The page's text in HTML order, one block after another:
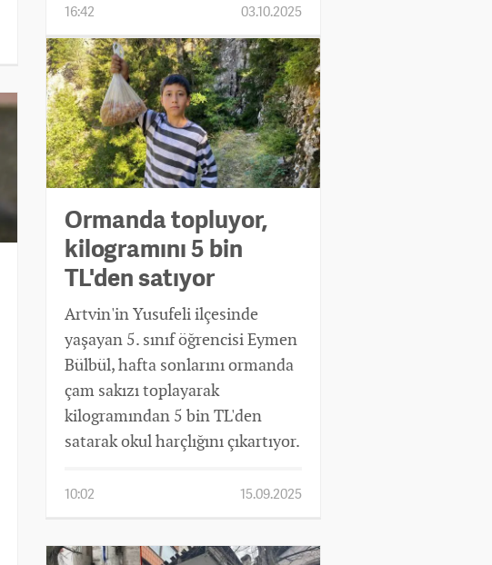
16:42 03.10.2025
Ormanda topluyor,
kilogramını 5 bin
TL'den satıyor
Artvin'in Yusufeli ilçesinde
yaşayan 5. sınıf öğrencisi Eymen
Bülbül, hafta sonlarını ormanda
çam sakızı toplayarak
kilogramından 5 bin TL'den
satarak okul harçlığını çıkartıyor.
10:02 15.09.2025